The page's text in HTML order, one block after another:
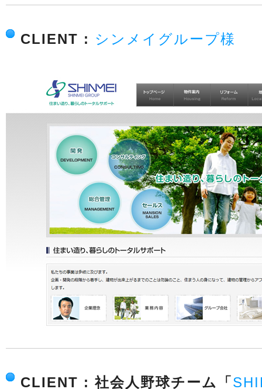
CLIENT : シンメイグループ様
CLIENT : 社会人野球チーム「